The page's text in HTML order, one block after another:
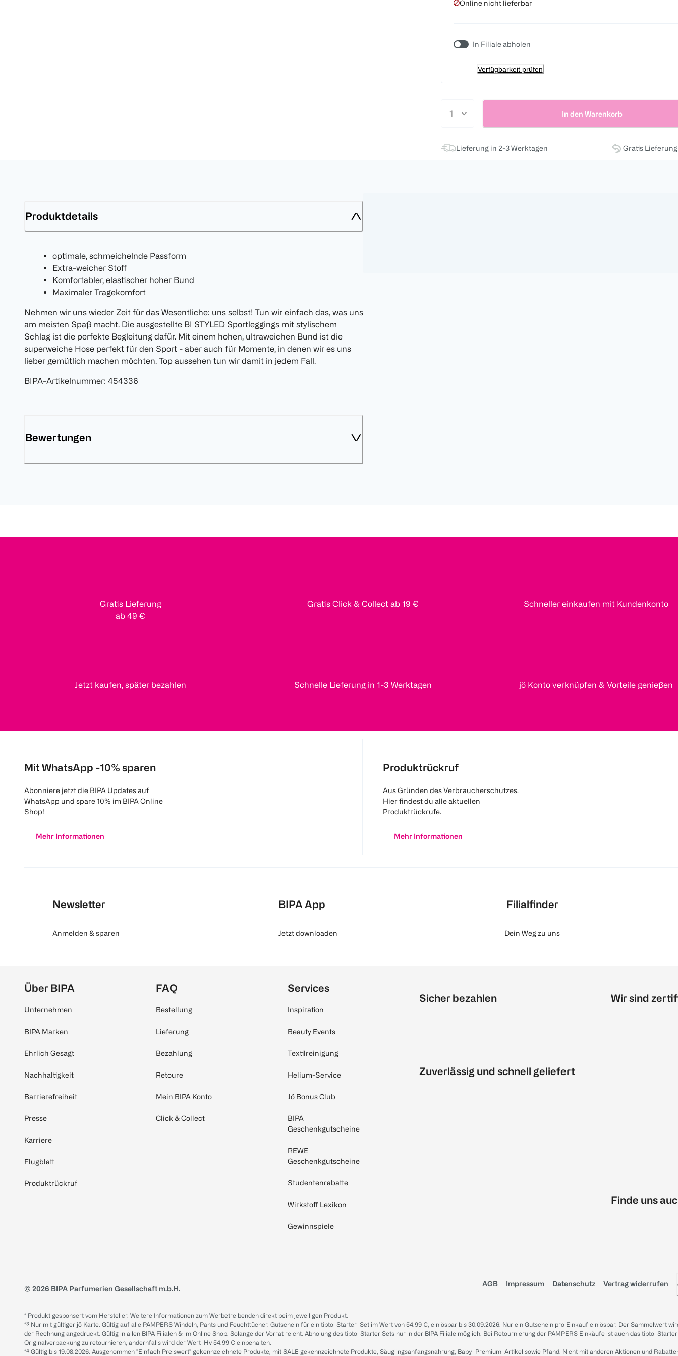
Online nicht lieferbar
In Filiale abholen
Verfügbarkeit prüfen
In den Warenkorb
Lieferung in 2-3 Werktagen Gratis
Produktdetails
optimale, schmeichelnde Passform
Extra-weicher Stoff
Komfortabler, elastischer hoher Bund
Maximaler Tragekomfort
Nehmen wir uns wieder Zeit für das Wesentliche: uns selbst! Tun wir einfach das, was uns
am meisten Spaß macht. Die ausgestellte BI STYLED Sportleggings mit stylischem
Schlag ist die perfekte Begleitung dafür. Mit einem hohen, ultraweichen Bund ist die
superweiche Hose perfekt für den Sport - aber auch für Momente, in denen wir es uns
lieber gemütlich machen möchten. Top aussehen tun wir damit in jedem Fall.
BIPA-Artikelnummer: 454336
Bewertungen
Gratis Lieferung
ab 49 €
Gratis Click & Collect ab 19 € Schneller einkaufen mit Kundenkonto
Jetzt kaufen, später bezahlen Schnelle Lieferung in 1-3 Werktagen jö Konto verknüpfen & Vorteile genießen
Mit WhatsApp -10% sparen
Abonniere jetzt die BIPA Updates auf
WhatsApp und spare 10% im BIPA Online
Shop!
Mehr Informationen
Produktrückruf
Aus Gründen des Verbraucherschutzes.
Hier findest du alle aktuellen
Produktrückrufe.
Mehr Informationen
Newsletter
Anmelden & sparen
BIPA App
Jetzt downloaden
Filialfinder
Dein Weg zu uns
Über BIPA
Unternehmen
BIPA Marken
Ehrlich Gesagt
Nachhaltigkeit
Barrierefreiheit
Presse
Karriere
Flugblatt
Produktrückruf
FAQ
Bestellung
Lieferung
Bezahlung
Retoure
Mein BIPA Konto
Click & Collect
Services
Inspiration
Beauty Events
Textilreinigung
Helium-Service
Jö Bonus Club
BIPA
Geschenkgutscheine
REWE
Geschenkgutscheine
Studentenrabatte
Wirkstoff Lexikon
Gewinnspiele
Sicher bezahlen
Zuverlässig und schnell geliefert
Wir sind
Finde uns
© 2026 BIPA Parfumerien Gesellschaft m.b.H.
AGB Impressum Datenschutz Vertrag widerrufen
* Produkt gesponsert vom Hersteller. Weitere Informationen zum Werbetreibenden direkt beim jeweiligen Produkt.
*³ Nur mit gültiger jö Karte. Gültig auf alle PAMPERS Windeln, Pants und Feuchttücher. Gutschein für ein tiptoi Starter-Set im Wert von 54.99 €, einlösbar bis 30.09.2026. Nur ein Gutschein pro Einkauf einlösbar. Der Sammelwert
der Rechnung angedruckt. Gültig in allen BIPA Filialen & im Online Shop. Solange der Vorrat reicht. Abholung des tiptoi Starter Sets nur in der BIPA Filiale möglich. Bei Retournierung der PAMPERS Einkäufe ist auch das tiptoi
Originalverpackung zu retournieren, andernfalls wird der Wert iHv 54.99 € einbehalten.
*⁴ Gültig bis 19.08.2026. Ausgenommen "Einfach Preiswert" gekennzeichnete Produkte, mit SALE gekennzeichnete Produkte, Säuglingsanfangsnahrung, Baby-Premium-Artikel sowie Pfand. Nicht mit anderen Aktionen und